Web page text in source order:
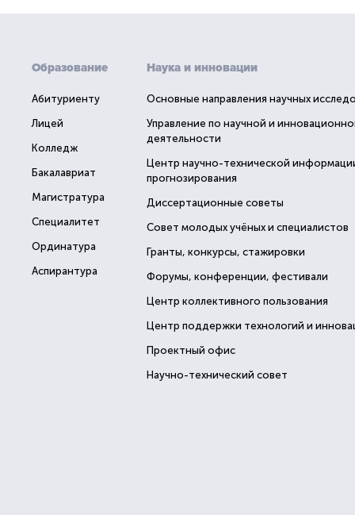
Образование
Абитуриенту
Лицей
Колледж
Бакалавриат
Магистратура
Специалитет
Ординатура
Аспирантура
Наука и инновации
Основные направления научных
Управление по научной и
деятельности
Центр научно-технической
прогнозирования
Диссертационные советы
Совет молодых учёных и специалистов
Гранты, конкурсы, стажировки
Форумы, конференции, фестивали
Центр коллективного пользования
Центр поддержки технологий и
Проектный офис
Научно-технический совет